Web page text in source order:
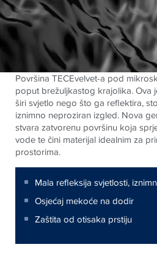
Površina TECEvelvet-a pod
poput brežuljkastog krajolika. Ova
širi svjetlo nego što ga reflektira,
iznimno neproziran izgled. Nova
stvara zatvorenu površinu koja
vode te čini materijal idealnim za
prostorima.
Mala refleksija svjetlosti,
Osjećaj mekoće na dodir
Zaštita od otisaka prstiju